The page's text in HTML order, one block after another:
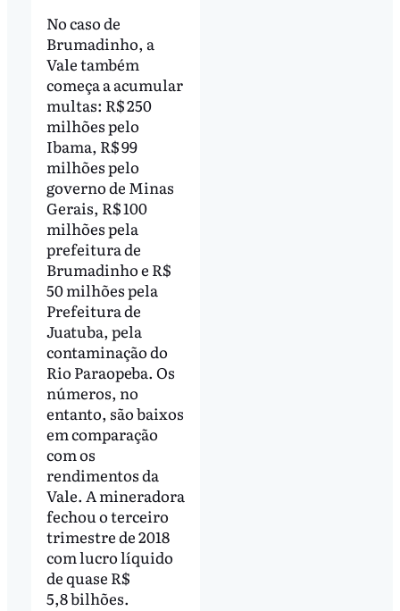
No caso de
Brumadinho, a
Vale também
começa a acumular
multas: R$ 250
milhões pelo
Ibama, R$ 99
milhões pelo
governo de Minas
Gerais, R$ 100
milhões pela
prefeitura de
Brumadinho e R$
50 milhões pela
Prefeitura de
Juatuba, pela
contaminação do
Rio Paraopeba. Os
números, no
entanto, são baixos
em comparação
com os
rendimentos da
Vale. A mineradora
fechou o terceiro
trimestre de 2018
com lucro líquido
de quase R$
5,8 bilhões.